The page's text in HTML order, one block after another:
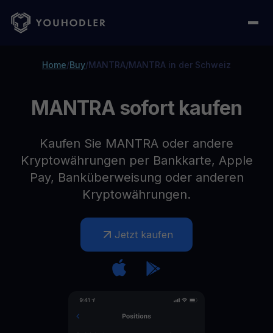
Home/Buy/MANTRA/MANTRA in der Schweiz
MANTRA sofort kaufen
Kaufen Sie MANTRA oder andere
Kryptowährungen per Bankkarte, Apple
Pay, Banküberweisung oder anderen
Kryptowährungen.
Jetzt kaufen